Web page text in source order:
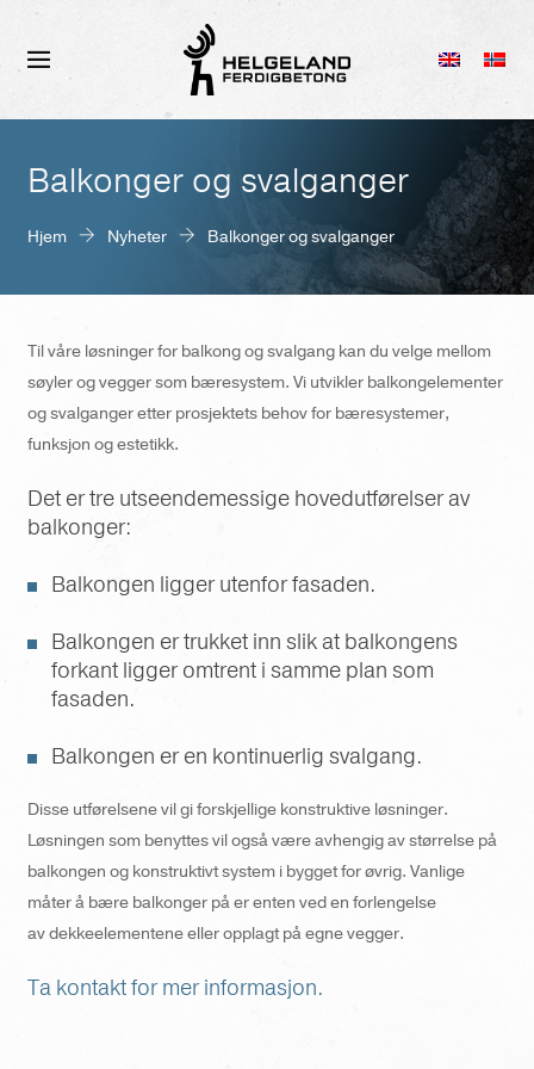
Balkonger og svalganger
Hjem Nyheter Balkonger og svalganger
Til våre løsninger for balkong og svalgang kan du velge mellom
søyler og vegger som bæresystem. Vi utvikler balkongelementer
og svalganger etter prosjektets behov for bæresystemer,
funksjon og estetikk.
Det er tre utseendemessige hovedutførelser av
balkonger:
Balkongen ligger utenfor fasaden.
Balkongen er trukket inn slik at balkongens
forkant ligger omtrent i samme plan som
fasaden.
Balkongen er en kontinuerlig svalgang.
Disse utførelsene vil gi forskjellige konstruktive løsninger.
Løsningen som benyttes vil også være avhengig av størrelse på
balkongen og konstruktivt system i bygget for øvrig. Vanlige
måter å bære balkonger på er enten ved en forlengelse
av dekkeelementene eller opplagt på egne vegger.
Ta kontakt for mer informasjon.